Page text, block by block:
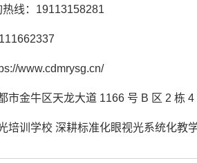
线：19113158281
www.cdmrysg.cn/
市金牛区天龙大道 1166 号 B 区 2 栋 4
培训学校 深耕标准化眼视光系统化教